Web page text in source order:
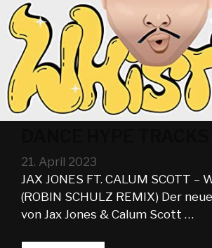
21. April 2023
JAX JONES FT. CALUM SCOTT –
(ROBIN SCHULZ REMIX) Der
von Jax Jones & Calum Scott …